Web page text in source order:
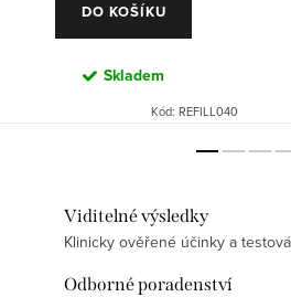
DO KOŠÍKU
Skladem
Kód: REFILL040
Viditelné výsledky
Klinicky ověřené účinky a
Odborné poradenství